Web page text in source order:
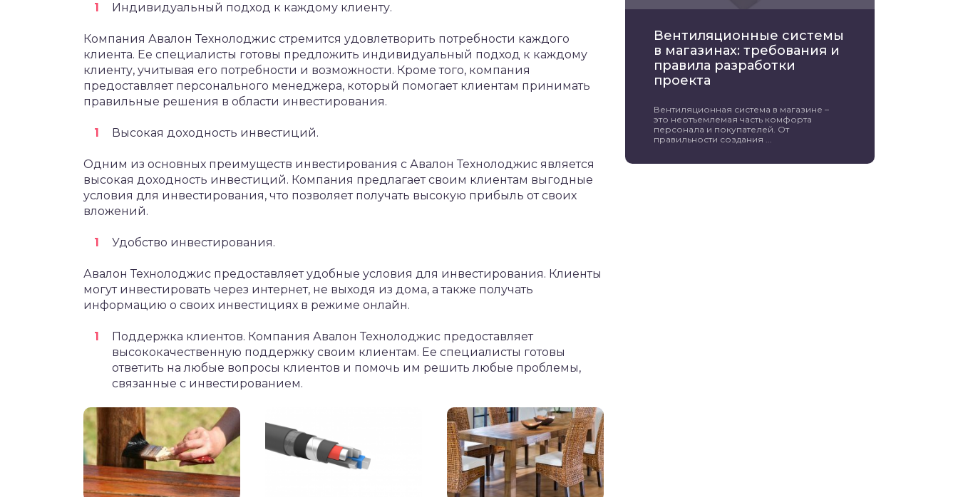
Индивидуальный подход к каждому клиенту.
Компания Авалон Технолоджис стремится удовлетворить потребности каждого
клиента. Ее специалисты готовы предложить индивидуальный подход к каждому
клиенту, учитывая его потребности и возможности. Кроме того, компания
предоставляет персонального менеджера, который помогает клиентам принимать
правильные решения в области инвестирования.
Высокая доходность инвестиций.
Одним из основных преимуществ инвестирования с Авалон Технолоджис является
высокая доходность инвестиций. Компания предлагает своим клиентам выгодные
условия для инвестирования, что позволяет получать высокую прибыль от своих
вложений.
Удобство инвестирования.
Авалон Технолоджис предоставляет удобные условия для инвестирования. Клиенты
могут инвестировать через интернет, не выходя из дома, а также получать
информацию о своих инвестициях в режиме онлайн.
Поддержка клиентов. Компания Авалон Технолоджис предоставляет
высококачественную поддержку своим клиентам. Ее специалисты готовы
ответить на любые вопросы клиентов и помочь им решить любые проблемы,
связанные с инвестированием.
Вентиляционные системы
в магазинах: требования и
правила разработки
проекта
Вентиляционная система в магазине –
это неотъемлемая часть комфорта
персонала и покупателей. От
правильности создания ...